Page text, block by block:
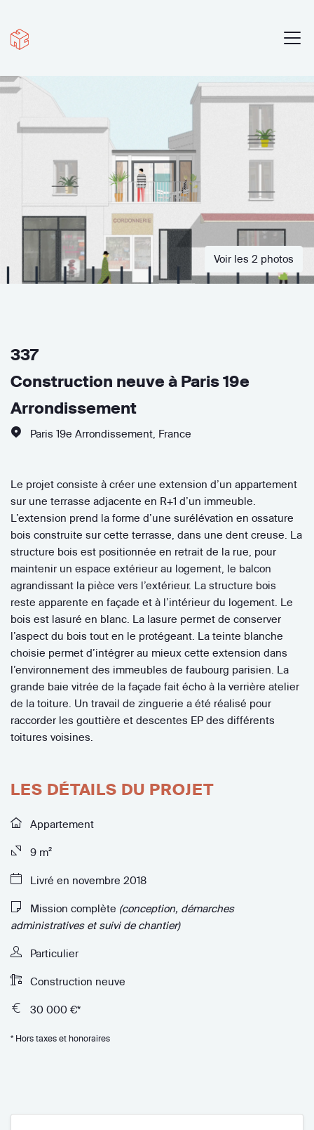
Voir les 2 photos
337
Construction neuve à Paris 19e
Arrondissement
Paris 19e Arrondissement France
Le projet consiste à créer une extension d’un appartement
sur une terrasse adjacente en R+1 d’un immeuble.
L’extension prend la forme d’une surélévation en ossature
bois construite sur cette terrasse, dans une dent creuse. La
structure bois est positionnée en retrait de la rue, pour
maintenir un espace extérieur au logement, le balcon
agrandissant la pièce vers l’extérieur. La structure bois
reste apparente en façade et à l’intérieur du logement. Le
bois est lasuré en blanc. La lasure permet de conserver
l’aspect du bois tout en le protégeant. La teinte blanche
choisie permet d’intégrer au mieux cette extension dans
l’environnement des immeubles de faubourg parisien. La
grande baie vitrée de la façade fait écho à la verrière atelier
de la toiture. Un travail de zinguerie a été réalisé pour
raccorder les gouttière et descentes EP des différents
toitures voisines.
LES DÉTAILS DU PROJET
Appartement
9 m²
Livré en novembre 2018
Mission complète (conception, démarches
administratives et suivi de chantier)
Particulier
Construction neuve
30 000 €*
* Hors taxes et honoraires